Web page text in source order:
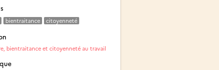
bientraitance citoyenneté
bientraitance et citoyenneté au travail